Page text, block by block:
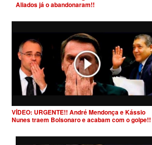
Aliados já o abandonaram!!
VÍDEO: URGENTE!! André Mendonça e Kássio
Nunes traem Bolsonaro e acabam com o golpe!!